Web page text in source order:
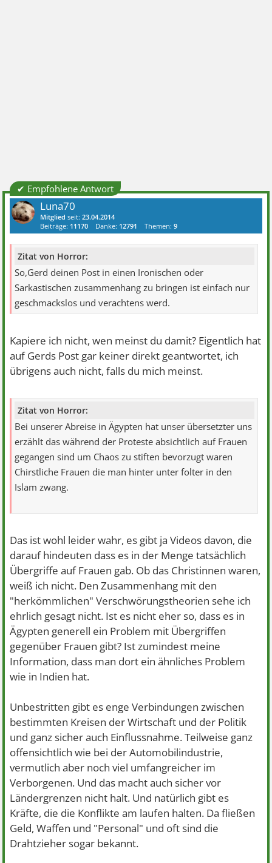
✔ Empfohlene Antwort
Luna70
Mitglied seit:23.04.2014
Beiträge: 11170 Danke: 12791 Themen:9
Zitat von Horror:
So,Gerd deinen Post in einen Ironischen oder
Sarkastischen zusammenhang zu bringen ist einfach nur
geschmackslos und verachtens werd.
Kapiere ich nicht, wen meinst du damit? Eigentlich hat
auf Gerds Post gar keiner direkt geantwortet, ich
übrigens auch nicht, falls du mich meinst.
Zitat von Horror:
Bei unserer Abreise in Ägypten hat unser übersetzter uns
erzählt das während der Proteste absichtlich auf Frauen
gegangen sind um Chaos zu stiften bevorzugt waren
Chirstliche Frauen die man hinter unter folter in den
Islam zwang.
Das ist wohl leider wahr, es gibt ja Videos davon, die
darauf hindeuten dass es in der Menge tatsächlich
Übergriffe auf Frauen gab. Ob das Christinnen waren,
weiß ich nicht. Den Zusammenhang mit den
"herkömmlichen" Verschwörungstheorien sehe ich
ehrlich gesagt nicht. Ist es nicht eher so, dass es in
Ägypten generell ein Problem mit Übergriffen
gegenüber Frauen gibt? Ist zumindest meine
Information, dass man dort ein ähnliches Problem
wie in Indien hat.
Unbestritten gibt es enge Verbindungen zwischen
bestimmten Kreisen der Wirtschaft und der Politik
und ganz sicher auch Einflussnahme. Teilweise ganz
offensichtlich wie bei der Automobilindustrie,
vermutlich aber noch viel umfangreicher im
Verborgenen. Und das macht auch sicher vor
Ländergrenzen nicht halt. Und natürlich gibt es
Kräfte, die die Konflikte am laufen halten. Da fließen
Geld, Waffen und "Personal" und oft sind die
Drahtzieher sogar bekannt.